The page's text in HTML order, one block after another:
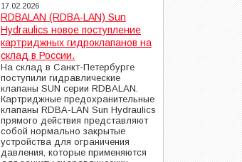
17.02.2026
RDBALAN (RDBA-LAN) Sun
Hydraulics новое поступление
картриджных гидроклапанов на
склад в России.
На склад в Санкт-Петербурге
поступили гидравлические
клапаны SUN серии RDBALAN.
Картриджные предохранительные
клапаны RDBA-LAN Sun Hydraulics
прямого действия представляют
собой нормально закрытые
устройства для ограничения
давления, которые применяются